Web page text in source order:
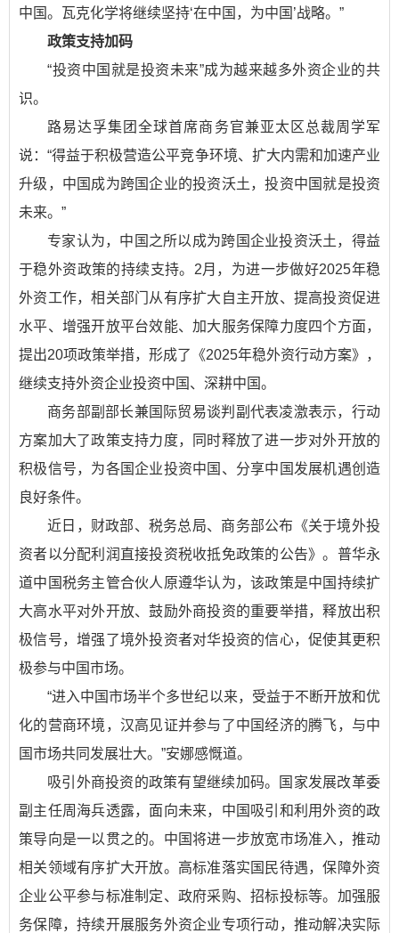
中国。瓦克化学将继续坚持‘在中国，为中国’战略。”
政策支持加码
“投资中国就是投资未来”成为越来越多外资企业的共
识。
路易达孚集团全球首席商务官兼亚太区总裁周学军
说：“得益于积极营造公平竞争环境、扩大内需和加速产业
升级，中国成为跨国企业的投资沃土，投资中国就是投资
未来。”
专家认为，中国之所以成为跨国企业投资沃土，得益
于稳外资政策的持续支持。2月，为进一步做好2025年稳
外资工作，相关部门从有序扩大自主开放、提高投资促进
水平、增强开放平台效能、加大服务保障力度四个方面，
提出20项政策举措，形成了《2025年稳外资行动方案》，
继续支持外资企业投资中国、深耕中国。
商务部副部长兼国际贸易谈判副代表凌激表示，行动
方案加大了政策支持力度，同时释放了进一步对外开放的
积极信号，为各国企业投资中国、分享中国发展机遇创造
良好条件。
近日，财政部、税务总局、商务部公布《关于境外投
资者以分配利润直接投资税收抵免政策的公告》。普华永
道中国税务主管合伙人原遵华认为，该政策是中国持续扩
大高水平对外开放、鼓励外商投资的重要举措，释放出积
极信号，增强了境外投资者对华投资的信心，促使其更积
极参与中国市场。
“进入中国市场半个多世纪以来，受益于不断开放和优
化的营商环境，汉高见证并参与了中国经济的腾飞，与中
国市场共同发展壮大。”安娜感慨道。
吸引外商投资的政策有望继续加码。国家发展改革委
副主任周海兵透露，面向未来，中国吸引和利用外资的政
策导向是一以贯之的。中国将进一步放宽市场准入，推动
相关领域有序扩大开放。高标准落实国民待遇，保障外资
企业公平参与标准制定、政府采购、招标投标等。加强服
务保障，持续开展服务外资企业专项行动，推动解决实际